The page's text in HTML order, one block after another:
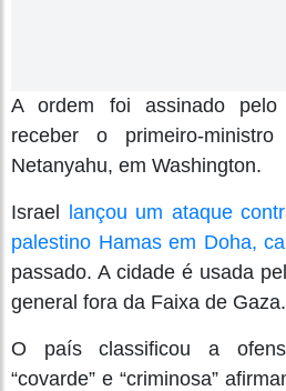
A ordem foi assinado pelo
receber o primeiro-
Netanyahu, em Washington.
Israel
lançou um ataque
palestino Hamas em Doha,
passado. A cidade é usada
general fora da Faixa de Gaza.
O país classificou a
“covarde” e “criminosa”